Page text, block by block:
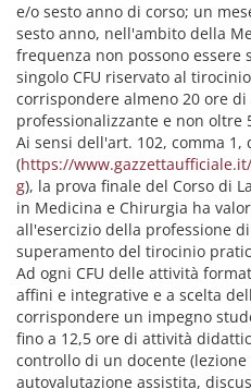
e/o sesto anno di corso; un
sesto anno, nell'ambito della
frequenza non possono essere
singolo CFU riservato al
corrispondere almeno 20 ore
professionalizzante e non
Ai sensi dell'art. 102, comma 1,
(https://
g), la prova finale del Corso di
in Medicina e Chirurgia ha
all'esercizio della professione
superamento del tirocinio
Ad ogni CFU delle attività
affini e integrative e a scelta
corrispondere un impegno
fino a 12,5 ore di attività
controllo di un docente
autovalutazione assistita,